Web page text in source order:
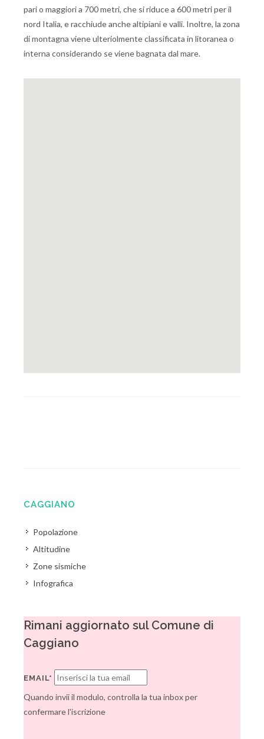
pari o maggiori a 700 metri, che si riduce a 600 metri per il
nord Italia, e racchiude anche altipiani e valli. Inoltre, la zona
di montagna viene ulteriolmente classificata in litoranea o
interna considerando se viene bagnata dal mare.
CAGGIANO
Popolazione
Altitudine
Zone sismiche
Infografica
Rimani aggiornato sul Comune di
Caggiano
EMAIL*
Quando invii il modulo, controlla la tua inbox per
confermare l'iscrizione